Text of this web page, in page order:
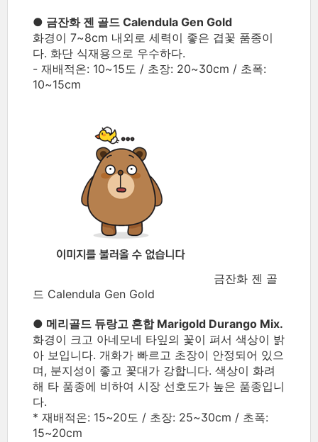
● 금잔화 젠 골드 Calendula Gen Gold
화경이 7~8cm 내외로 세력이 좋은 겹꽃 품종이
다. 화단 식재용으로 우수하다.
- 재배적온: 10~15도 / 초장: 20~30cm / 초폭:
10~15cm
금잔화 젠 골
드 Calendula Gen Gold
● 메리골드 듀랑고 혼합 Marigold Durango Mix.
화경이 크고 아네모네 타잎의 꽃이 펴서 색상이 밝
아 보입니다. 개화가 빠르고 초장이 안정되어 있으
며, 분지성이 좋고 꽃대가 강합니다. 색상이 화려
해 타 품종에 비하여 시장 선호도가 높은 품종입니
다.
* 재배적온: 15~20도 / 초장: 25~30cm / 초폭:
15~20cm